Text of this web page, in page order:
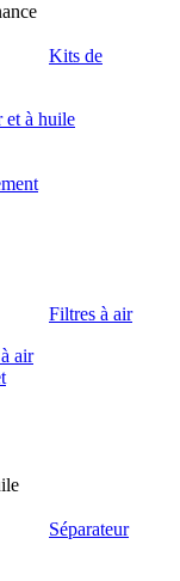
Kits de
et à huile
Filtres à air
air
Séparateur